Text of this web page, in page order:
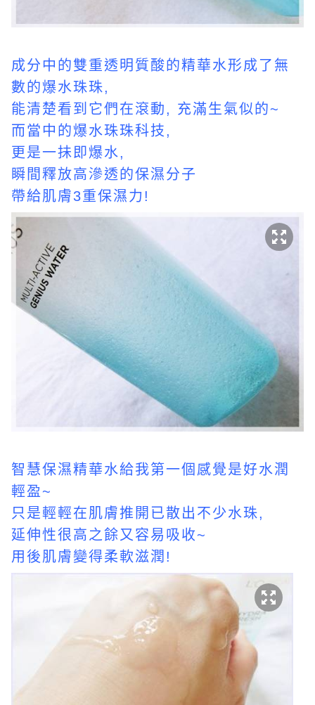
成分中的雙重透明質酸的精華水形成了無
數的爆水珠珠,
能清楚看到它們在滾動, 充滿生氣似的~
而當中的爆水珠珠科技,
更是一抺即爆水,
瞬間釋放高滲透的保濕分子
帶給肌膚3重保濕力!
智慧保濕精華水給我第一個感覺是好水潤
輕盈~
只是輕輕在肌膚推開已散出不少水珠,
延伸性很高之餘又容易吸收~
用後肌膚變得柔軟滋潤!